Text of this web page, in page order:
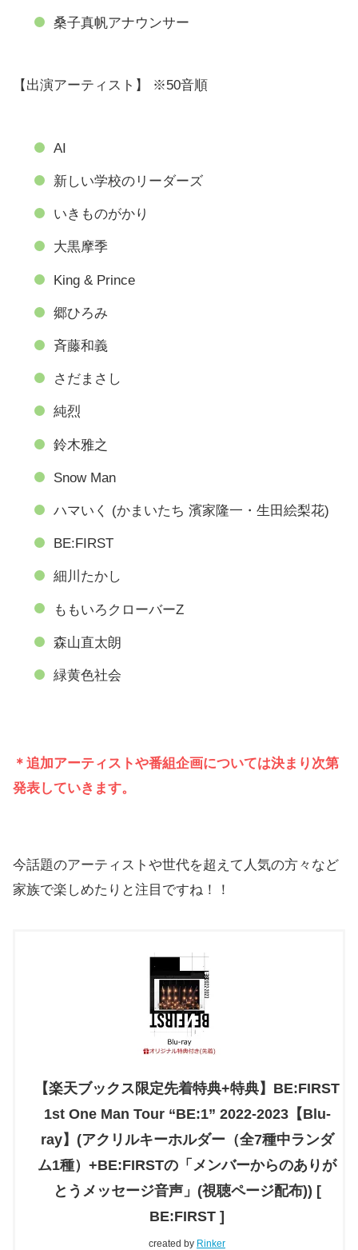
桑子真帆アナウンサー
【出演アーティスト】 ※50音順
AI
新しい学校のリーダーズ
いきものがかり
大黒摩季
King & Prince
郷ひろみ
斉藤和義
さだまさし
純烈
鈴木雅之
Snow Man
ハマいく (かまいたち 濱家隆一・生田絵梨花)
BE:FIRST
細川たかし
ももいろクローバーZ
森山直太朗
緑黄色社会
＊追加アーティストや番組企画については決まり次第
発表していきます。
今話題のアーティストや世代を超えて人気の方々など
家族で楽しめたりと注目ですね！！
【楽天ブックス限定先着特典+特典】BE:FIRST
1st One Man Tour “BE:1” 2022-2023【Blu-
ray】(アクリルキーホルダー（全7種中ランダ
ム1種）+BE:FIRSTの「メンバーからのありが
とうメッセージ音声」(視聴ページ配布)) [
BE:FIRST ]
created by Rinker